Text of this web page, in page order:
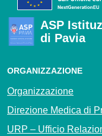
ASP
di Pavia
ORGANIZZAZIONE
Organizzazione
Direzione Medica di
URP – Ufficio